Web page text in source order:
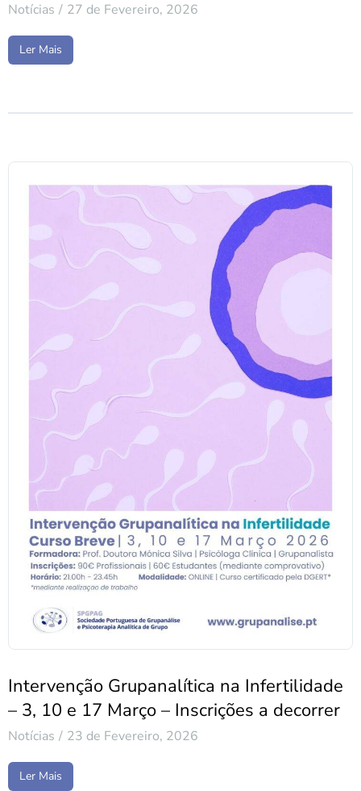
Notícias 27 de Fevereiro, 2026
Ler Mais
Intervenção Grupanalítica na Infertilidade
– 3, 10 e 17 Março – Inscrições a decorrer
Notícias 23 de Fevereiro, 2026
Ler Mais